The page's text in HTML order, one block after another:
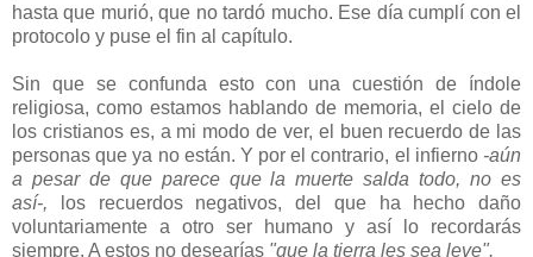
hasta que murió, que no tardó mucho. Ese día cumplí con el
protocolo y puse el fin al capítulo.
Sin que se confunda esto con una cuestión de índole
religiosa, como estamos hablando de memoria, el cielo de
los cristianos es, a mi modo de ver, el buen recuerdo de las
personas que ya no están. Y por el contrario, el infierno -aún
a pesar de que parece que la muerte salda todo, no es
así-, los recuerdos negativos, del que ha hecho daño
voluntariamente a otro ser humano y así lo recordarás
siempre. A estos no desearías "que la tierra les sea leve".